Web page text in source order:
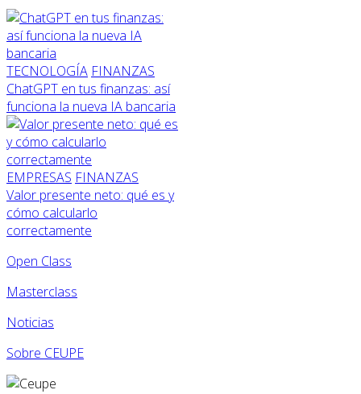
TECNOLOGÍA FINANZAS
ChatGPT en tus finanzas: así
funciona la nueva IA bancaria
EMPRESAS FINANZAS
Valor presente neto: qué es y
cómo calcularlo
correctamente
Open Class
Masterclass
Noticias
Sobre CEUPE